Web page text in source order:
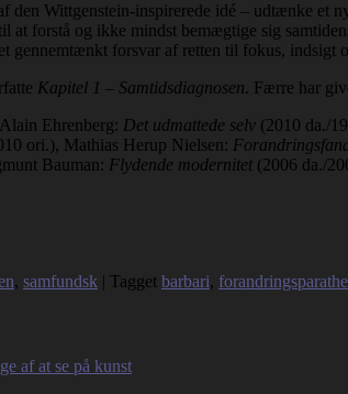
Wittgenstein-inspirerede idé – udtænke et
at forstå og ikke mindst bemægtige sig
gennemtænkt forsvar af retten til fokus, indsigt
Kapitel 1 – Samtidsdiagnosen. Færre har
Alain Ehrenberg: Det udmattede selv (2010 da./
ori.), Mathias Herup Nielsen:
Bauman: Flydende modernitet (2006 da./
, samfundsk | Tagget barbari,